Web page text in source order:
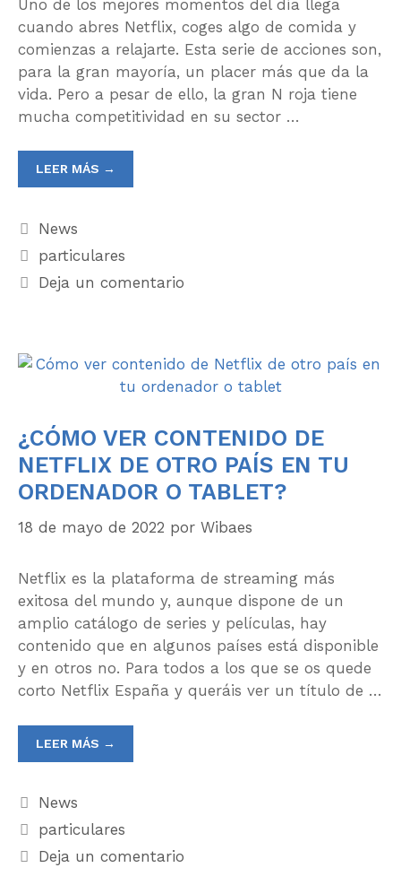
Uno de los mejores momentos del día llega
cuando abres Netflix, coges algo de comida y
comienzas a relajarte. Esta serie de acciones son,
para la gran mayoría, un placer más que da la
vida. Pero a pesar de ello, la gran N roja tiene
mucha competitividad en su sector …
LEER MÁS →
News
particulares
Deja un comentario
¿CÓMO VER CONTENIDO DE
NETFLIX DE OTRO PAÍS EN TU
ORDENADOR O TABLET?
18 de mayo de 2022 por Wibaes
Netflix es la plataforma de streaming más
exitosa del mundo y, aunque dispone de un
amplio catálogo de series y películas, hay
contenido que en algunos países está disponible
y en otros no. Para todos a los que se os quede
corto Netflix España y queráis ver un título de …
LEER MÁS →
News
particulares
Deja un comentario